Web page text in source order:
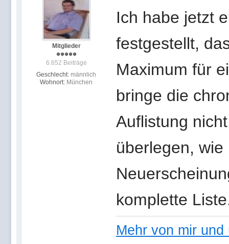
Mitglieder
6.652 Beiträge
Geschlecht: männlich
Wohnort: München
Ich habe jetzt
festgestellt,
Maximum für
bringe die
Auflistung
überlegen,
komplette
Mehr von mir